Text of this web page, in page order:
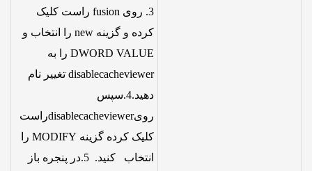
3. روی fusion راست کلیک
کرده و گزینه new را انتخاب و
DWORD VALUE را به
disablecacheviewer تغییر نام
دهید.4.سپس
رویdisablecacheviewerراست
کلیک کرده گزینه MODIFY را
انتخاب کنید. 5.در پنجره باز